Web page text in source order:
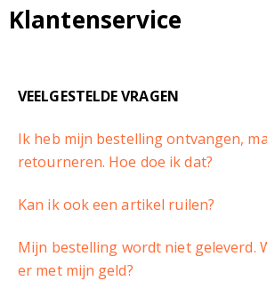
Klantenservice
VEELGESTELDE VRAGEN
Ik heb mijn bestelling ontvangen,
retourneren. Hoe doe ik dat?
Kan ik ook een artikel ruilen?
Mijn bestelling wordt niet geleverd.
er met mijn geld?